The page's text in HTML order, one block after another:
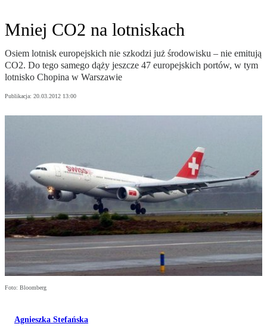
Mniej CO2 na lotniskach
Osiem lotnisk europejskich nie szkodzi już środowisku – nie emitują
CO2. Do tego samego dąży jeszcze 47 europejskich portów, w tym
lotnisko Chopina w Warszawie
Publikacja: 20.03.2012 13:00
Foto: Bloomberg
Agnieszka Stefańska